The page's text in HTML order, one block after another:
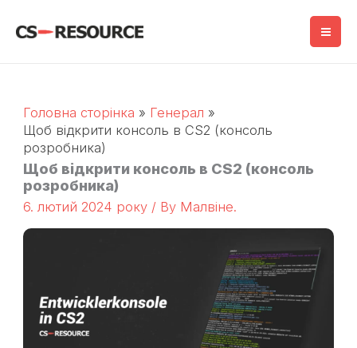
Головна сторінка
Генерал
Щоб відкрити консоль в CS2 (консоль
розробника)
Щоб відкрити консоль в CS2 (консоль
розробника)
6. лютий 2024 року / By Малвіне.